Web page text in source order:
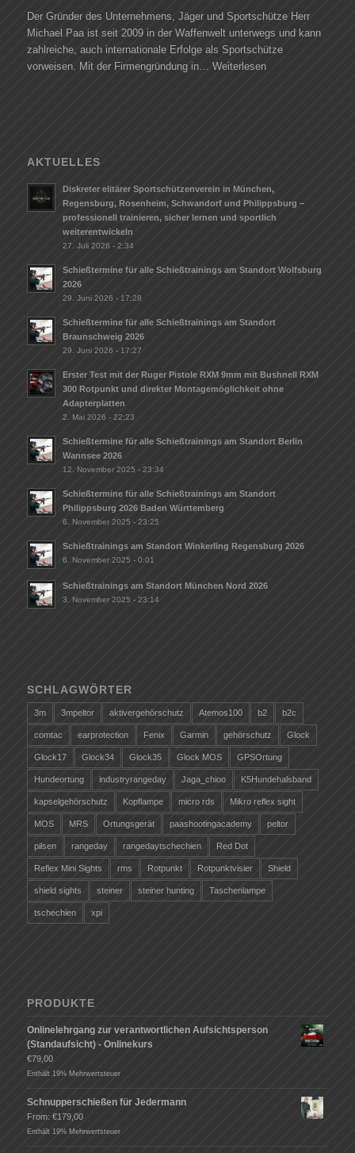
Der Gründer des Unternehmens, Jäger und Sportschütze Herr
Michael Paa ist seit 2009 in der Waffenwelt unterwegs und kann
zahlreiche, auch internationale Erfolge als Sportschütze
vorweisen. Mit der Firmengründung in… Weiterlesen
AKTUELLES
Diskreter elitärer Sportschützenverein in München,
Regensburg, Rosenheim, Schwandorf und Philippsburg –
professionell trainieren, sicher lernen und sportlich
weiterentwickeln
27. Juli 2026 - 2:34
Schießtermine für alle Schießtrainings am Standort Wolfsburg
2026
29. Juni 2026 - 17:28
Schießtermine für alle Schießtrainings am Standort
Braunschweig 2026
29. Juni 2026 - 17:27
Erster Test mit der Ruger Pistole RXM 9mm mit Bushnell RXM
300 Rotpunkt und direkter Montagemöglichkeit ohne
Adapterplatten
2. Mai 2026 - 22:23
Schießtermine für alle Schießtrainings am Standort Berlin
Wannsee 2026
12. November 2025 - 23:34
Schießtermine für alle Schießtrainings am Standort
Philippsburg 2026 Baden Württemberg
6. November 2025 - 23:25
Schießtrainings am Standort Winkerling Regensburg 2026
6. November 2025 - 0:01
Schießtrainings am Standort München Nord 2026
3. November 2025 - 23:14
SCHLAGWÖRTER
3m 3mpeltor aktivergehörschutz Atemos100 b2 b2c
comtac earprotection Fenix Garmin gehörschutz Glock
Glock17 Glock34 Glock35 Glock MOS GPSOrtung
Hundeortung industryrangeday Jaga_chioo K5Hundehalsband
kapselgehörschutz Kopflampe micro rds Mikro reflex sight
MOS MRS Ortungsgerät paashootingacademy peltor
pilsen rangeday rangedaytschechien Red Dot
Reflex Mini Sights rms Rotpunkt Rotpunktvisier Shield
shield sights steiner steiner hunting Taschenlampe
tschechien xpi
PRODUKTE
Onlinelehrgang zur verantwortlichen Aufsichtsperson
(Standaufsicht) - Onlinekurs
€79,00
Enthält 19% Mehrwertsteuer
Schnupperschießen für Jedermann
From: €179,00
Enthält 19% Mehrwertsteuer